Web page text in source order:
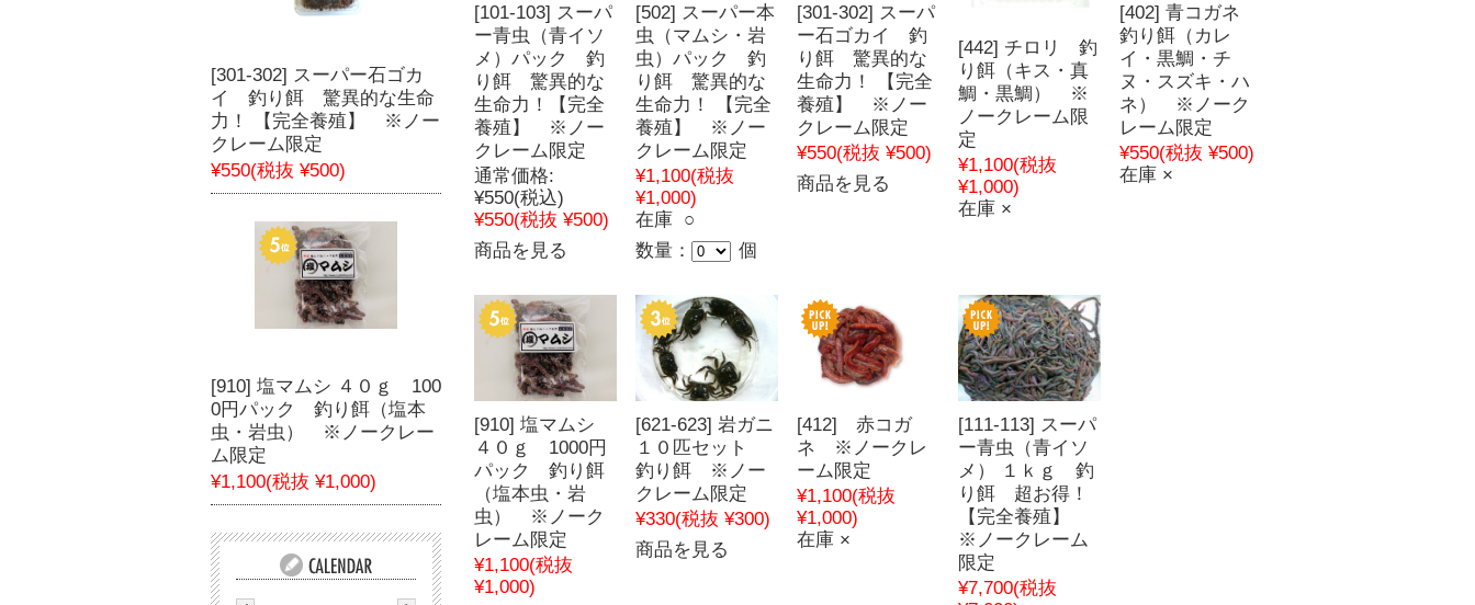
[101-103] スーパ
ー青虫（青イソ
メ）パック 釣
り餌 驚異的な
生命力！【完全
養殖】 ※ノー
クレーム限定
通常価格:
¥550(税込)
¥550(税抜 ¥500)
商品を見る
[502] スーパー本
虫（マムシ・岩
虫）パック 釣
り餌 驚異的な
生命力！ 【完全
養殖】 ※ノー
クレーム限定
¥1,100(税抜
¥1,000)
在庫 ○
数量：
個
[301-302] スーパ
ー石ゴカイ 釣
り餌 驚異的な
生命力！ 【完全
養殖】 ※ノー
クレーム限定
¥550(税抜 ¥500)
商品を見る
[442] チロリ 釣
り餌（キス・真
鯛・黒鯛） ※
ノークレーム限
定
¥1,100(税抜
¥1,000)
在庫 ×
[402] 青コガネ
釣り餌（カレ
イ・黒鯛・チ
ヌ・スズキ・ハ
ネ） ※ノーク
レーム限定
¥550(税抜 ¥500)
在庫 ×
[910] 塩マムシ
４０ｇ 1000円
パック 釣り餌
（塩本虫・岩
虫） ※ノーク
レーム限定
¥1,100(税抜
¥1,000)
[621-623] 岩ガニ
１０匹セット
釣り餌 ※ノー
クレーム限定
¥330(税抜 ¥300)
商品を見る
[412] 赤コガ
ネ ※ノークレ
ーム限定
¥1,100(税抜
¥1,000)
在庫 ×
[111-113] スーパ
ー青虫（青イソ
メ） １ｋｇ 釣
り餌 超お得！
【完全養殖】
※ノークレーム
限定
¥7,700(税抜
[301-302] スーパー石ゴカ
イ 釣り餌 驚異的な生命
力！ 【完全養殖】 ※ノー
クレーム限定
¥550(税抜 ¥500)
[910] 塩マムシ ４０ｇ 100
0円パック 釣り餌（塩本
虫・岩虫） ※ノークレー
ム限定
¥1,100(税抜 ¥1,000)